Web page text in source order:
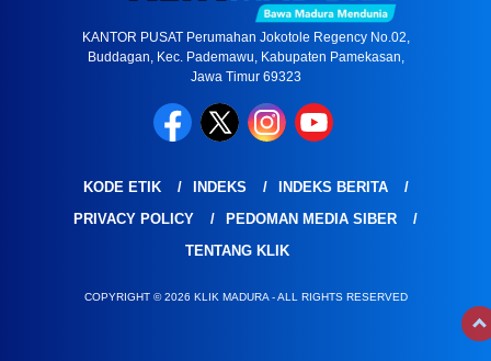
KANTOR PUSAT Perumahan Jokotole Regency No.02,
Buddagan, Kec. Pademawu, Kabupaten Pamekasan,
Jawa Timur 69323
KODE ETIK INDEKS
INDEKS BERITA
PRIVACY POLICY
PEDOMAN MEDIA SIBER
TENTANG KLIK
COPYRIGHT © 2026 KLIK MADURA - ALL RIGHTS RESERVED